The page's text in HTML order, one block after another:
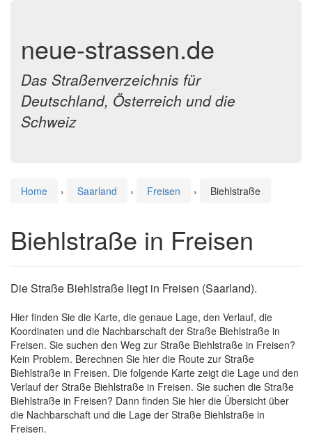
neue-strassen.de
Das Straßenverzeichnis für
Deutschland, Österreich und die
Schweiz
Home › Saarland › Freisen › Biehlstraße
Biehlstraße in Freisen
Die Straße Biehlstraße liegt in Freisen (Saarland).
Hier finden Sie die Karte, die genaue Lage, den Verlauf, die
Koordinaten und die Nachbarschaft der Straße Biehlstraße in
Freisen. Sie suchen den Weg zur Straße Biehlstraße in Freisen?
Kein Problem. Berechnen Sie hier die Route zur Straße
Biehlstraße in Freisen. Die folgende Karte zeigt die Lage und den
Verlauf der Straße Biehlstraße in Freisen. Sie suchen die Straße
Biehlstraße in Freisen? Dann finden Sie hier die Übersicht über
die Nachbarschaft und die Lage der Straße Biehlstraße in
Freisen.